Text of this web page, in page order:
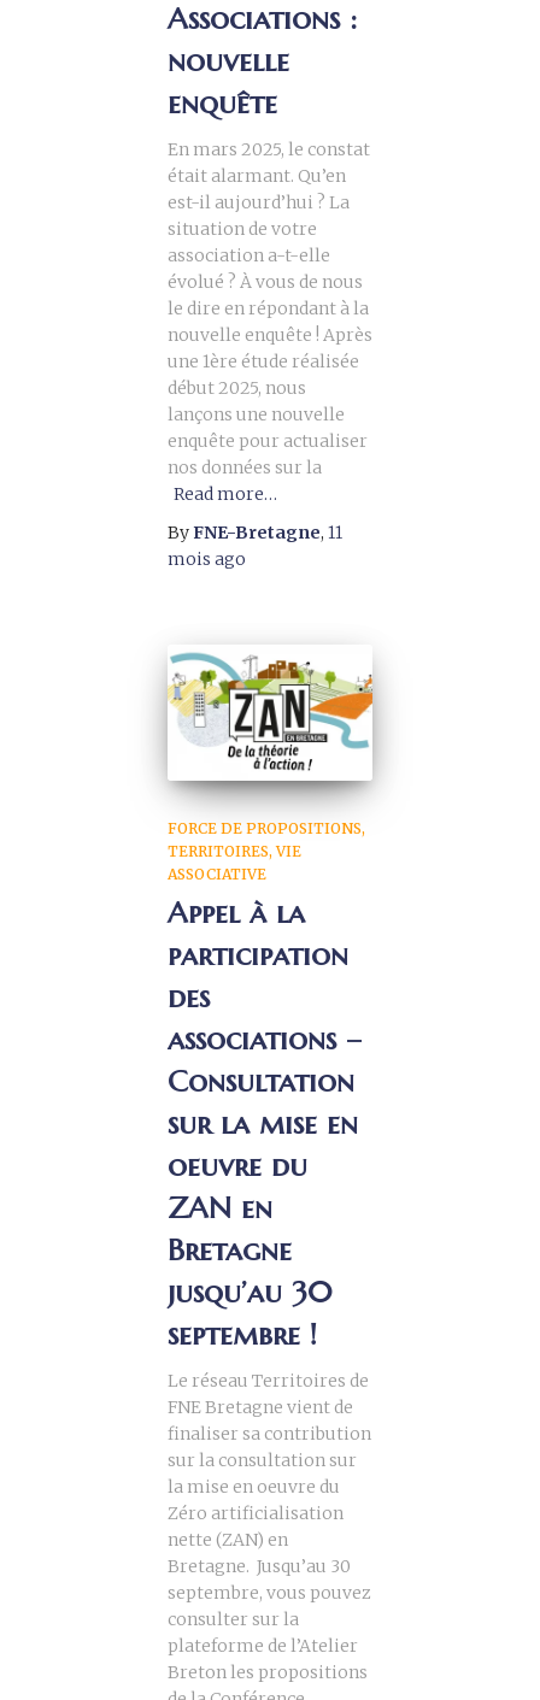
Associations :
nouvelle
enquête
En mars 2025, le constat
était alarmant. Qu’en
est-il aujourd’hui ? La
situation de votre
association a-t-elle
évolué ? À vous de nous
le dire en répondant à la
nouvelle enquête ! Après
une 1ère étude réalisée
début 2025, nous
lançons une nouvelle
enquête pour actualiser
nos données sur la
Read more…
ByFNE-Bretagne, 11
mois ago
FORCE DE PROPOSITIONS
TERRITOIRES VIE
ASSOCIATIVE
Appel à la
participation
des
associations –
Consultation
sur la mise en
oeuvre du
ZAN en
Bretagne
jusqu’au 30
septembre !
Le réseau Territoires de
FNE Bretagne vient de
finaliser sa contribution
sur la consultation sur
la mise en oeuvre du
Zéro artificialisation
nette (ZAN) en
Bretagne. Jusqu’au 30
septembre, vous pouvez
consulter sur la
plateforme de l’Atelier
Breton les propositions